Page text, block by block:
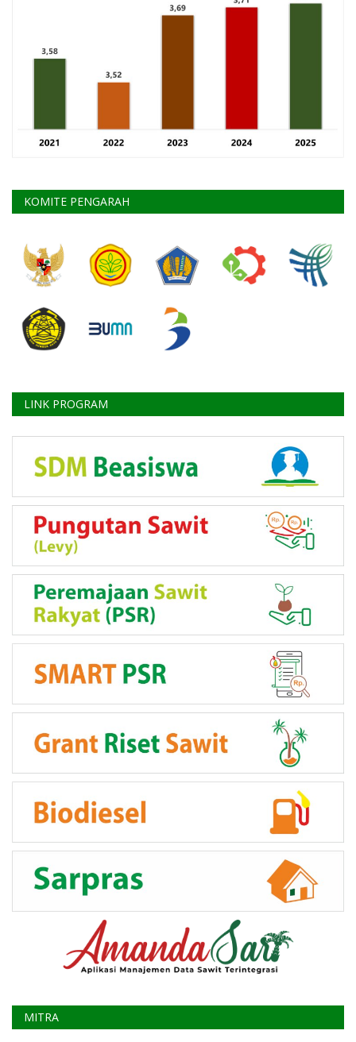
KOMITE PENGARAH
LINK PROGRAM
MITRA